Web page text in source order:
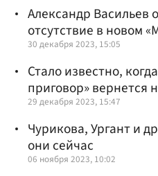
Александр Васильев
отсутствие в новом
30 декабря 2023, 15:05
Стало известно,
приговор» вернется
29 декабря 2023, 15:47
Чурикова, Ургант и
они сейчас
06 ноября 2023, 10:02